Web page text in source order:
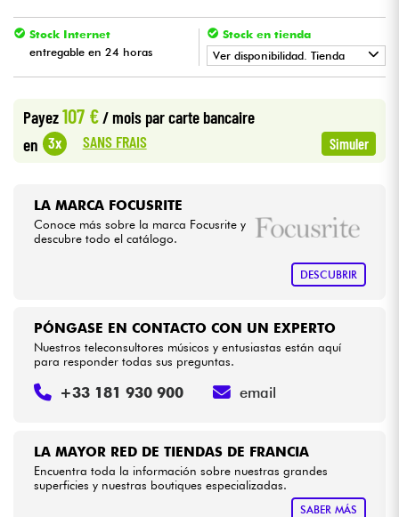
Niños
Cables & Acces.
HiFi
Bundle
Ver nuestras marcas
Stock Internet
entregable en 24 horas
Stock en tienda
Ver disponibilidad. Tienda
•
Payez107 € / mois par carte bancaire
en 3x SANS FRAIS Simuler
LA MARCA FOCUSRITE
Conoce más sobre la marca Focusrite y
descubre todo el catálogo.
DESCUBRIR
LA MAYOR RED DE TIENDAS DE FRANCIA
Encuentra toda la información sobre nuestras grandes
superficies y nuestras boutiques especializadas.
SABER MÁS
PÓNGASE EN CONTACTO CON UN EXPERTO
Nuestros teleconsultores músicos y entusiastas están aquí
para responder todas sus preguntas.
+33 181 930 900 email